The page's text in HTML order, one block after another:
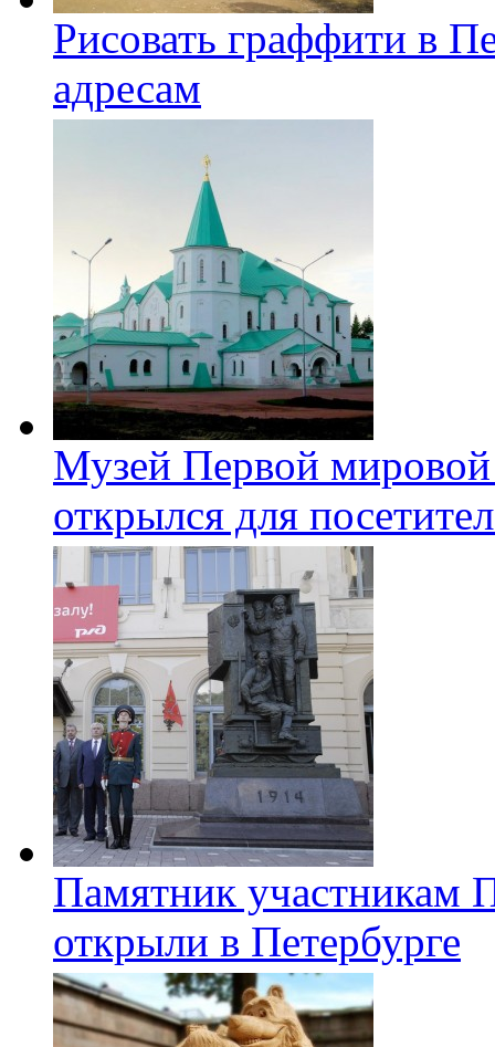
Рисовать граффити в
адресам
Музей Первой
открылся для
Памятник участникам
открыли в Петербурге